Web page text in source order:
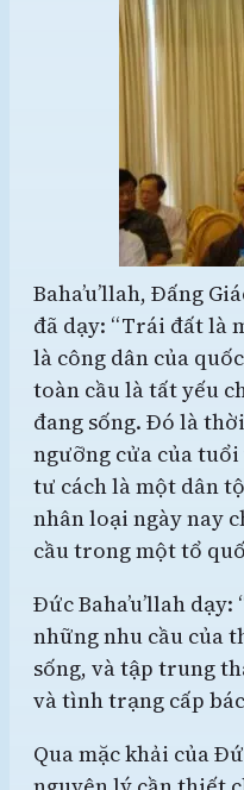
Baha’u’llah, Đấng
đã dạy: “Trái đất là
là công dân của
toàn cầu là tất yếu
đang sống. Đó là
ngưỡng cửa của
tư cách là một dân
nhân loại ngày nay
cầu trong một tổ
Đức Baha’u’llah
những nhu cầu của
sống, và tập trung
và tình trạng cấp
Qua mặc khải của